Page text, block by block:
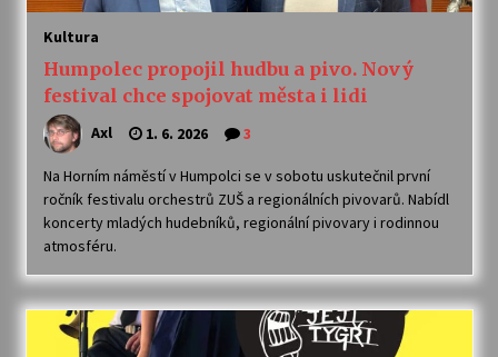
30. 6. 2026
Kultura
Humpolec propojil hudbu a pivo. Nový
festival chce spojovat města i lidi
Axl 1. 6. 2026 3
Na Horním náměstí v Humpolci se v sobotu uskutečnil první
ročník festivalu orchestrů ZUŠ a regionálních pivovarů. Nabídl
koncerty mladých hudebníků, regionální pivovary i rodinnou
atmosféru.